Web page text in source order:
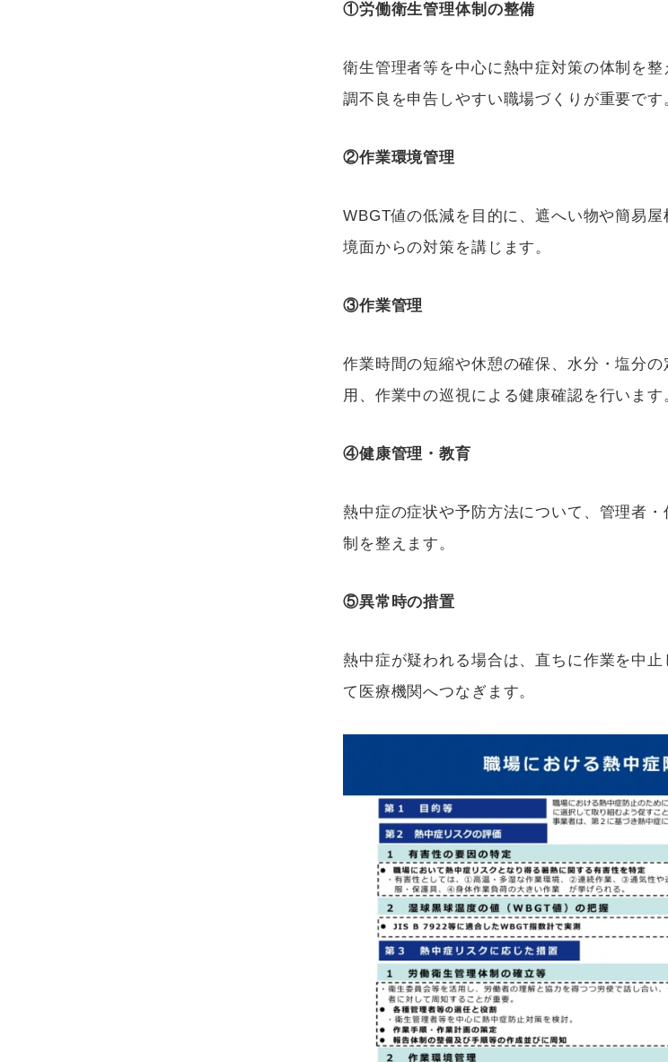
①労働衛生管理体制の整備
衛生管理者等を中心に熱中症対策の体制を
調不良を申告しやすい職場づくりが重要です
②作業環境管理
WBGT値の低減を目的に、遮へい物や簡易
境面からの対策を講じます。
③作業管理
作業時間の短縮や休憩の確保、水分・塩分
用、作業中の巡視による健康確認を行います
④健康管理・教育
熱中症の症状や予防方法について、管理者
制を整えます。
⑤異常時の措置
熱中症が疑われる場合は、直ちに作業を中
て医療機関へつなぎます。